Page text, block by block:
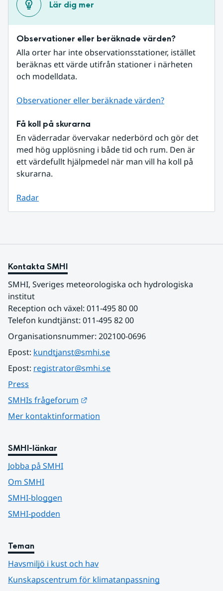
Lär dig mer
Observationer eller beräknade värden?
Alla orter har inte observationsstationer, istället
beräknas ett värde utifrån stationer i närheten
och modelldata.
Observationer eller beräknade värden?
Få koll på skurarna
En väderradar övervakar nederbörd och gör det
med hög upplösning i både tid och rum. Den är
ett värdefullt hjälpmedel när man vill ha koll på
skurarna.
Radar
Kontakta SMHI
SMHI, Sveriges meteorologiska och hydrologiska
institut
Reception och växel: 011-495 80 00
Telefon kundtjänst: 011-495 82 00
Organisationsnummer: 202100-0696
Epost: kundtjanst@smhi.se
Epost: registrator@smhi.se
Press
SMHIs frågeforum
Mer kontaktinformation
SMHI-länkar
Jobba på SMHI
Om SMHI
SMHI-bloggen
SMHI-podden
Teman
Havsmiljö i kust och hav
Kunskapscentrum för klimatanpassning